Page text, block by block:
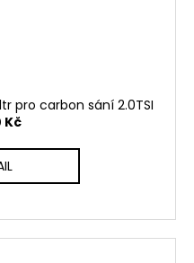
pro carbon sání 2.0TSI
Kč